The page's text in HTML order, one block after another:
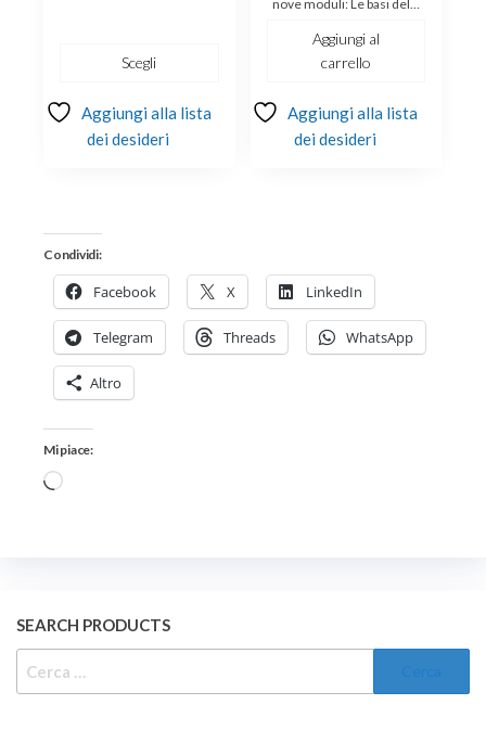
Scegli
Aggiungi alla lista
dei desideri
nove moduli: Le basi del…
Aggiungi al
carrello
Aggiungi alla lista
dei desideri
Condividi:
Facebook X LinkedIn
Telegram Threads WhatsApp
Altro
Mi piace:
Caricamento
SEARCH PRODUCTS